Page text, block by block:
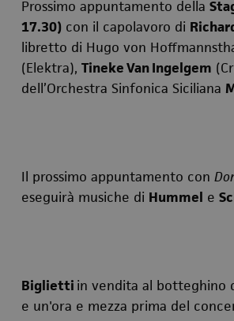
Prossimo appuntamento della
17.30)con il capolavoro di
libretto di Hugo von
(Elektra), Tineke Van Ingelgem
dell’Orchestra Sinfonica Siciliana
Il prossimo appuntamento con
eseguirà musiche di Hummel e
Biglietti in vendita al botteghino
e un'ora e mezza prima del